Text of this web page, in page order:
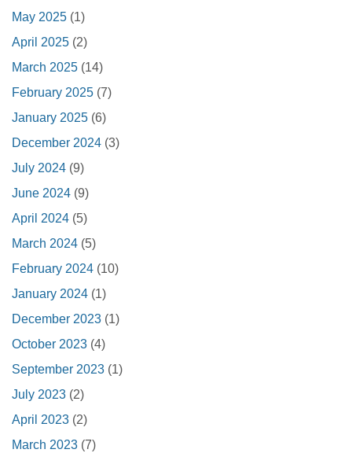
May 2025 (1)
April 2025 (2)
March 2025 (14)
February 2025 (7)
January 2025 (6)
December 2024 (3)
July 2024 (9)
June 2024 (9)
April 2024 (5)
March 2024 (5)
February 2024 (10)
January 2024 (1)
December 2023 (1)
October 2023 (4)
September 2023 (1)
July 2023 (2)
April 2023 (2)
March 2023 (7)